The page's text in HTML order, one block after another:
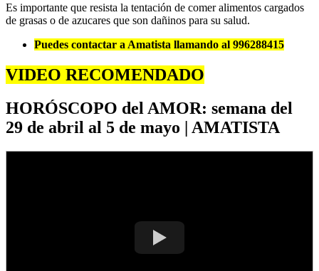
Es importante que resista la tentación de comer alimentos cargados
de grasas o de azucares que son dañinos para su salud.
Puedes contactar a Amatista llamando al 996288415
VIDEO RECOMENDADO
HORÓSCOPO del AMOR: semana del
29 de abril al 5 de mayo | AMATISTA